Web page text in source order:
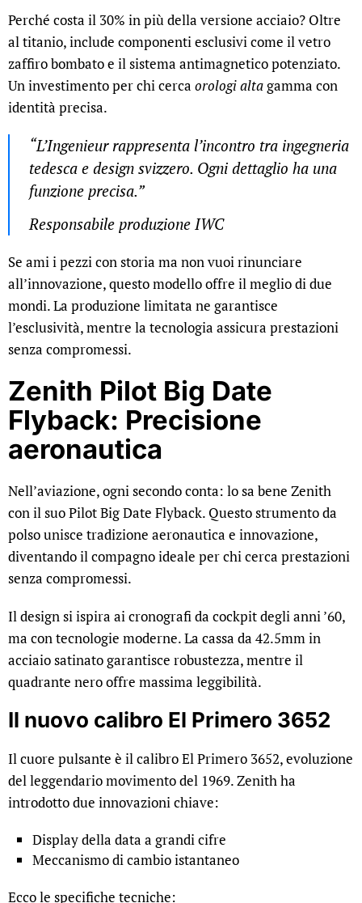
Perché costa il 30% in più della versione acciaio? Oltre
al titanio, include componenti esclusivi come il vetro
zaffiro bombato e il sistema antimagnetico potenziato.
Un investimento per chi cerca orologi altagamma con
identità precisa.
“L’Ingenieur rappresenta l’incontro tra ingegneria
tedesca e design svizzero. Ogni dettaglio ha una
funzione precisa.”
Responsabile produzione IWC
Se ami i pezzi con storia ma non vuoi rinunciare
all’innovazione, questo modello offre il meglio di due
mondi. La produzione limitata ne garantisce
l’esclusività, mentre la tecnologia assicura prestazioni
senza compromessi.
Zenith Pilot Big Date
Flyback: Precisione
aeronautica
Nell’aviazione, ogni secondo conta: lo sa bene Zenith
con il suo Pilot Big Date Flyback. Questo strumento da
polso unisce tradizione aeronautica e innovazione,
diventando il compagno ideale per chi cerca prestazioni
senza compromessi.
Il design si ispira ai cronografi da cockpit degli anni ’60,
ma con tecnologie moderne. La cassa da 42.5mm in
acciaio satinato garantisce robustezza, mentre il
quadrante nero offre massima leggibilità.
Il nuovo calibro El Primero 3652
Il cuore pulsante è il calibro El Primero 3652, evoluzione
del leggendario movimento del 1969. Zenith ha
introdotto due innovazioni chiave:
Display della data a grandi cifre
Meccanismo di cambio istantaneo
Ecco le specifiche tecniche: